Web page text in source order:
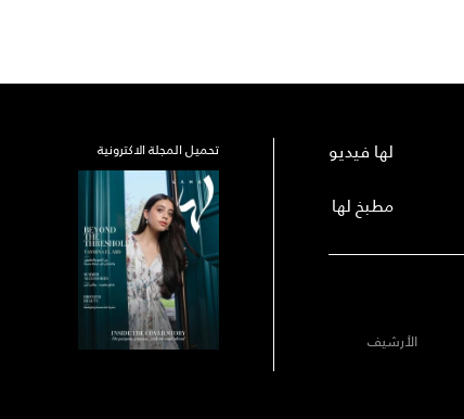
لها فيديو
مطبخ لها
الأرشيف
تحميل المجلة الاكترونية